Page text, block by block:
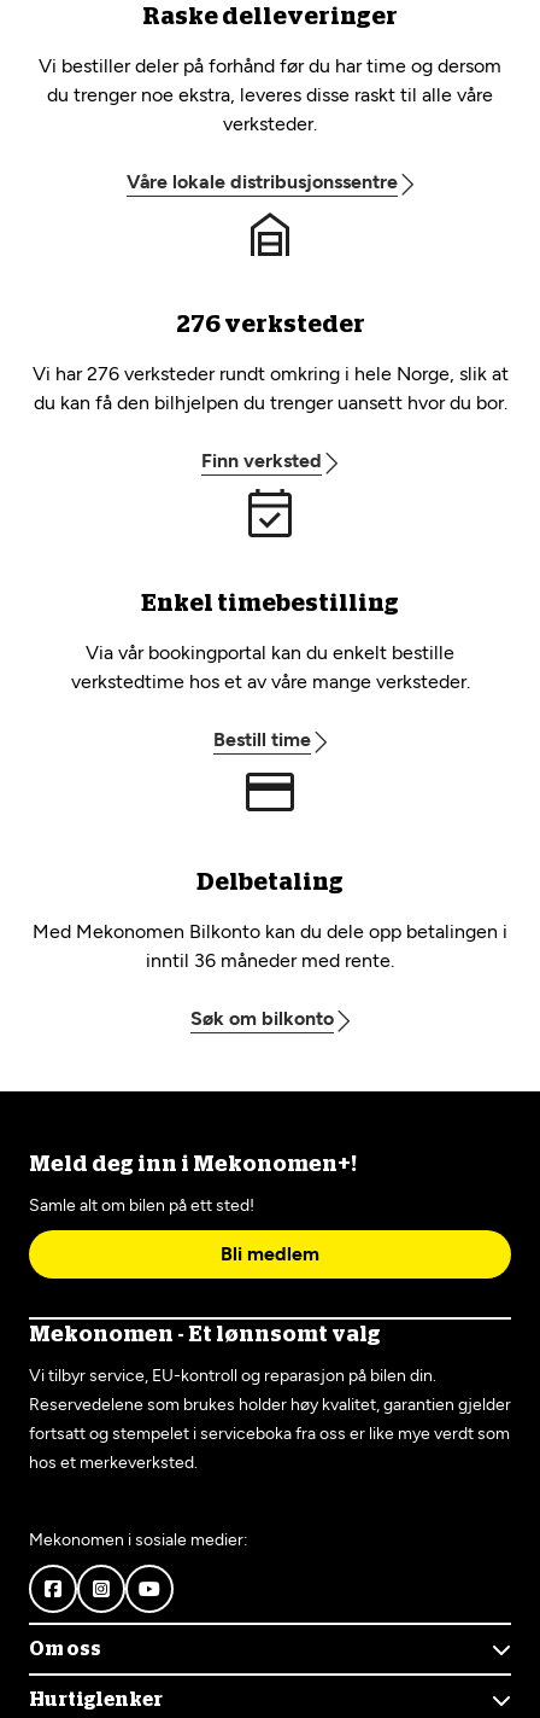
Raske delleveringer
Vi bestiller deler på forhånd før du har time og dersom
du trenger noe ekstra, leveres disse raskt til alle våre
verksteder.
Våre lokale distribusjonssentre
276 verksteder
Vi har 276 verksteder rundt omkring i hele Norge, slik at
du kan få den bilhjelpen du trenger uansett hvor du bor.
Finn verksted
Enkel timebestilling
Via vår bookingportal kan du enkelt bestille
verkstedtime hos et av våre mange verksteder.
Bestill time
Delbetaling
Med Mekonomen Bilkonto kan du dele opp betalingen i
inntil 36 måneder med rente.
Søk om bilkonto
Meld deg inn i Mekonomen+!
Samle alt om bilen på ett sted!
Bli medlem
Mekonomen - Et lønnsomt valg
Vi tilbyr service, EU-kontroll og reparasjon på bilen din.
Reservedelene som brukes holder høy kvalitet, garantien gjelder
fortsatt og stempelet i serviceboka fra oss er like mye verdt som
hos et merkeverksted.
Mekonomen i sosiale medier:
Om oss
Om Mekonomen
Hurtiglenker